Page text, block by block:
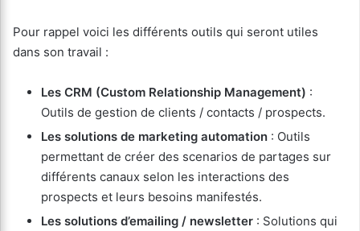
Pour rappel voici les différents outils qui seront utiles
dans son travail :
Les CRM (Custom Relationship Management) :
Outils de gestion de clients / contacts / prospects.
Les solutions de marketing automation : Outils
permettant de créer des scenarios de partages sur
différents canaux selon les interactions des
prospects et leurs besoins manifestés.
Les solutions d’emailing / newsletter : Solutions qui